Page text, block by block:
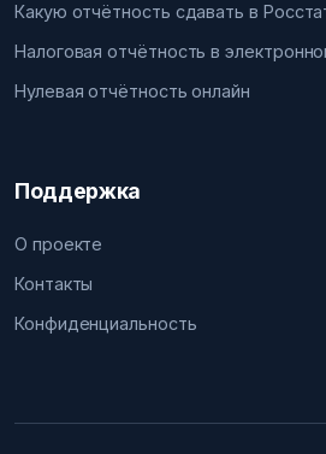
Какую отчётность сдавать в
Налоговая отчётность в
Нулевая отчётность онлайн
Поддержка
О проекте
Контакты
Конфиденциальность